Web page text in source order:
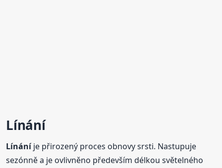
Línání
Línáníje přirozený proces obnovy srsti. Nastupuje
sezónně a je ovlivněno především délkou světelného